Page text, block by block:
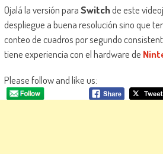
Ojalá la versión paraSwitchde este
despliegue a buena resolución sino que
conteo de cuadros por segundo
tiene experiencia con el hardware de
Please follow and like us: